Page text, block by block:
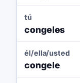
tú
congeles
él/ella/usted
congele